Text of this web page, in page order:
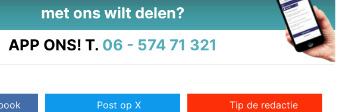
met ons wilt delen?
APP ONS! T. 06 - 574 71 321
Post op X Tip de redactie